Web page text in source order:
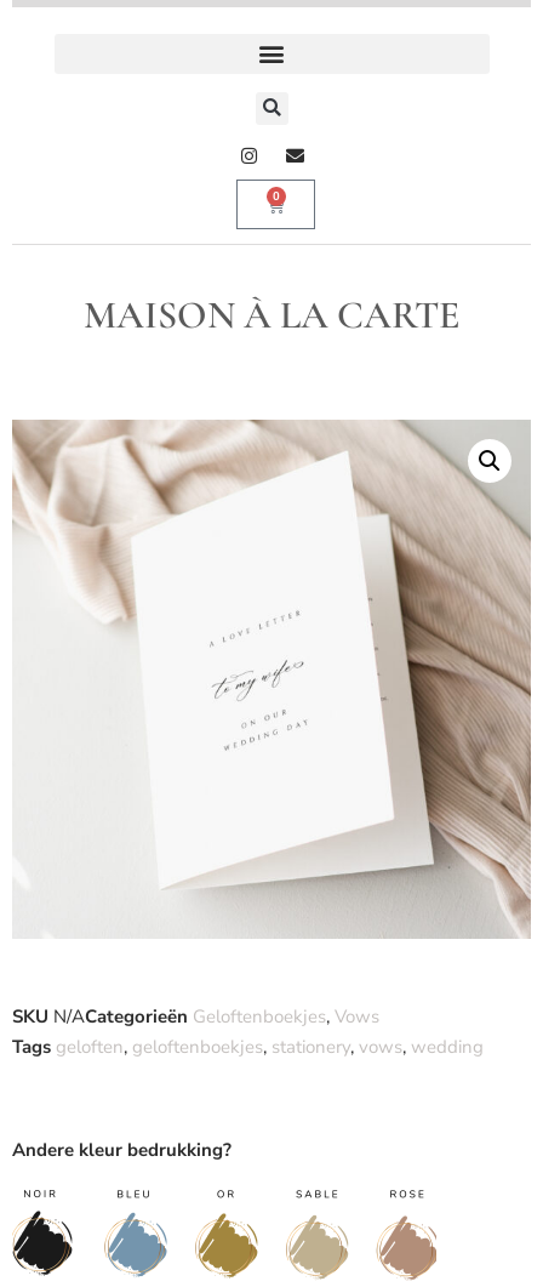
0
MAISON À LA CARTE
SKU N/ACategorieën Geloftenboekjes, Vows
Tags geloften, geloftenboekjes, stationery, vows, wedding
Andere kleur bedrukking?